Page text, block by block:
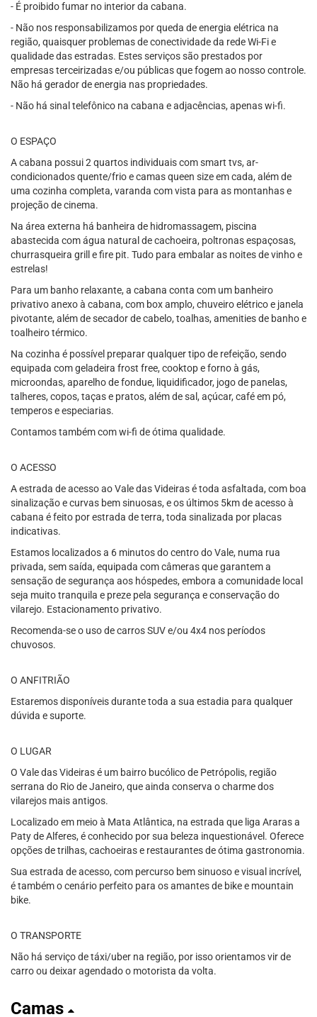
- É proibido fumar no interior da cabana.
- Não nos responsabilizamos por queda de energia elétrica na
região, quaisquer problemas de conectividade da rede Wi-Fi e
qualidade das estradas. Estes serviços são prestados por
empresas terceirizadas e/ou públicas que fogem ao nosso controle.
Não há gerador de energia nas propriedades.
- Não há sinal telefônico na cabana e adjacências, apenas wi-fi.
O ESPAÇO
A cabana possui 2 quartos individuais com smart tvs, ar-
condicionados quente/frio e camas queen size em cada, além de
uma cozinha completa, varanda com vista para as montanhas e
projeção de cinema.
Na área externa há banheira de hidromassagem, piscina
abastecida com água natural de cachoeira, poltronas espaçosas,
churrasqueira grill e fire pit. Tudo para embalar as noites de vinho e
estrelas!
Para um banho relaxante, a cabana conta com um banheiro
privativo anexo à cabana, com box amplo, chuveiro elétrico e janela
pivotante, além de secador de cabelo, toalhas, amenities de banho e
toalheiro térmico.
Na cozinha é possível preparar qualquer tipo de refeição, sendo
equipada com geladeira frost free, cooktop e forno à gás,
microondas, aparelho de fondue, liquidificador, jogo de panelas,
talheres, copos, taças e pratos, além de sal, açúcar, café em pó,
temperos e especiarias.
Contamos também com wi-fi de ótima qualidade.
O ACESSO
A estrada de acesso ao Vale das Videiras é toda asfaltada, com boa
sinalização e curvas bem sinuosas, e os últimos 5km de acesso à
cabana é feito por estrada de terra, toda sinalizada por placas
indicativas.
Estamos localizados a 6 minutos do centro do Vale, numa rua
privada, sem saída, equipada com câmeras que garantem a
sensação de segurança aos hóspedes, embora a comunidade local
seja muito tranquila e preze pela segurança e conservação do
vilarejo. Estacionamento privativo.
Recomenda-se o uso de carros SUV e/ou 4x4 nos períodos
chuvosos.
O ANFITRIÃO
Estaremos disponíveis durante toda a sua estadia para qualquer
dúvida e suporte.
O LUGAR
O Vale das Videiras é um bairro bucólico de Petrópolis, região
serrana do Rio de Janeiro, que ainda conserva o charme dos
vilarejos mais antigos.
Localizado em meio à Mata Atlântica, na estrada que liga Araras a
Paty de Alferes, é conhecido por sua beleza inquestionável. Oferece
opções de trilhas, cachoeiras e restaurantes de ótima gastronomia.
Sua estrada de acesso, com percurso bem sinuoso e visual incrível,
é também o cenário perfeito para os amantes de bike e mountain
bike.
O TRANSPORTE
Não há serviço de táxi/uber na região, por isso orientamos vir de
carro ou deixar agendado o motorista da volta.
Camas